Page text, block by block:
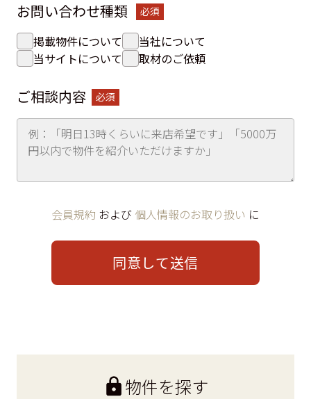
お問い合わせ種類 必須
掲載物件について
当社について
当サイトについて
取材のご依頼
ご相談内容 必須
会員規約 および 個人情報のお取り扱い に
同意して送信
物件を探す